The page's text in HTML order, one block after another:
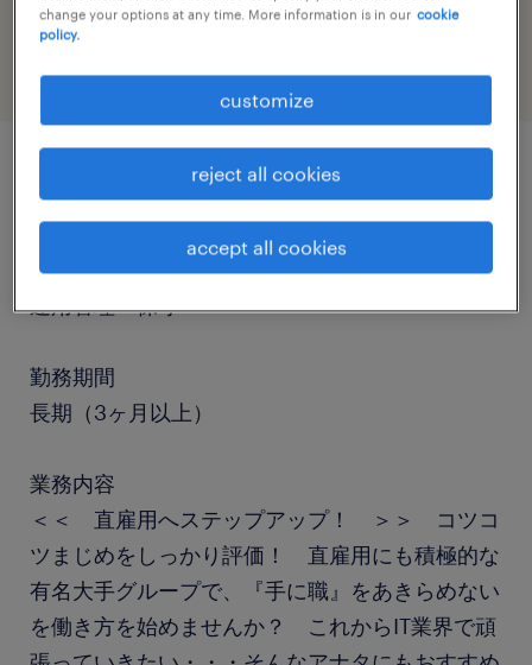
information technology
job details
職種
運用管理・保守
勤務期間
長期（3ヶ月以上）
業務内容
＜＜ 直雇用へステップアップ！ ＞＞ コツコ
ツまじめをしっかり評価！ 直雇用にも積極的な
有名大手グループで、『手に職』をあきらめない
を働き方を始めませんか？ これからIT業界で頑
change your options at any time. More information is in our cookie
policy.
customize
reject all cookies
accept all cookies